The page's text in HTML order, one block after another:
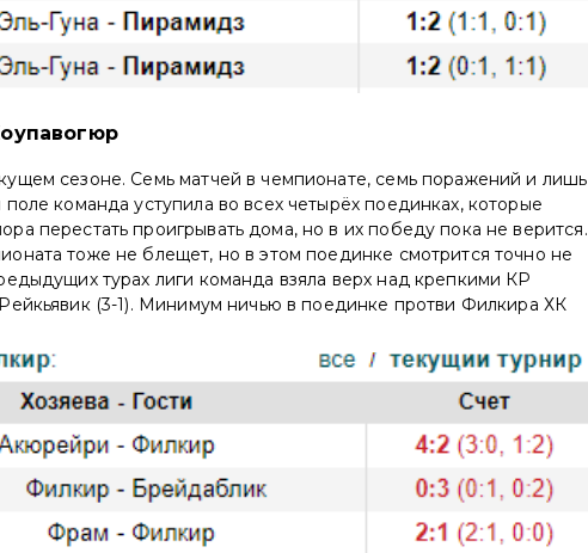
сезоне. Семь матчей в чемпионате, семь поражений и лишь
команда уступила во всех четырёх поединках, которые
перестать проигрывать дома, но в их победу пока не верится.
тоже не блещет, но в этом поединке смотрится точно не
турах лиги команда взяла верх над крепкими КР
(3-1). Минимум ничью в поединке протви Филкира ХК